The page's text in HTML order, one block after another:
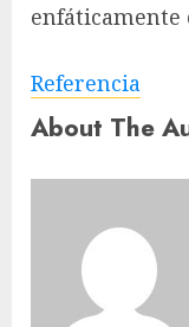
enfáticamente
Referencia
About The